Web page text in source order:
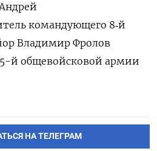
командующего 8‑й
Владимир Фролов
й общевойсковой армии
НА ТЕЛЕГРАМ